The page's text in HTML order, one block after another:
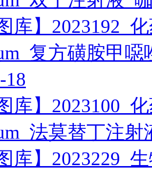
库】2023192_
复方磺胺甲
18
库】2023100_
法莫替丁注
库】2023229_